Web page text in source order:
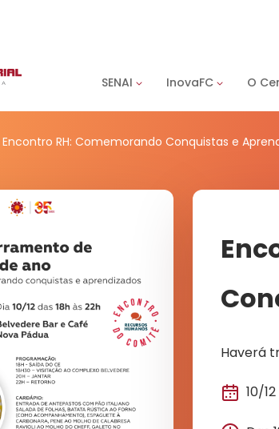
SENAI InovaFC O
Encontro RH: Comemorando Conquistas e
Haverá
10/12